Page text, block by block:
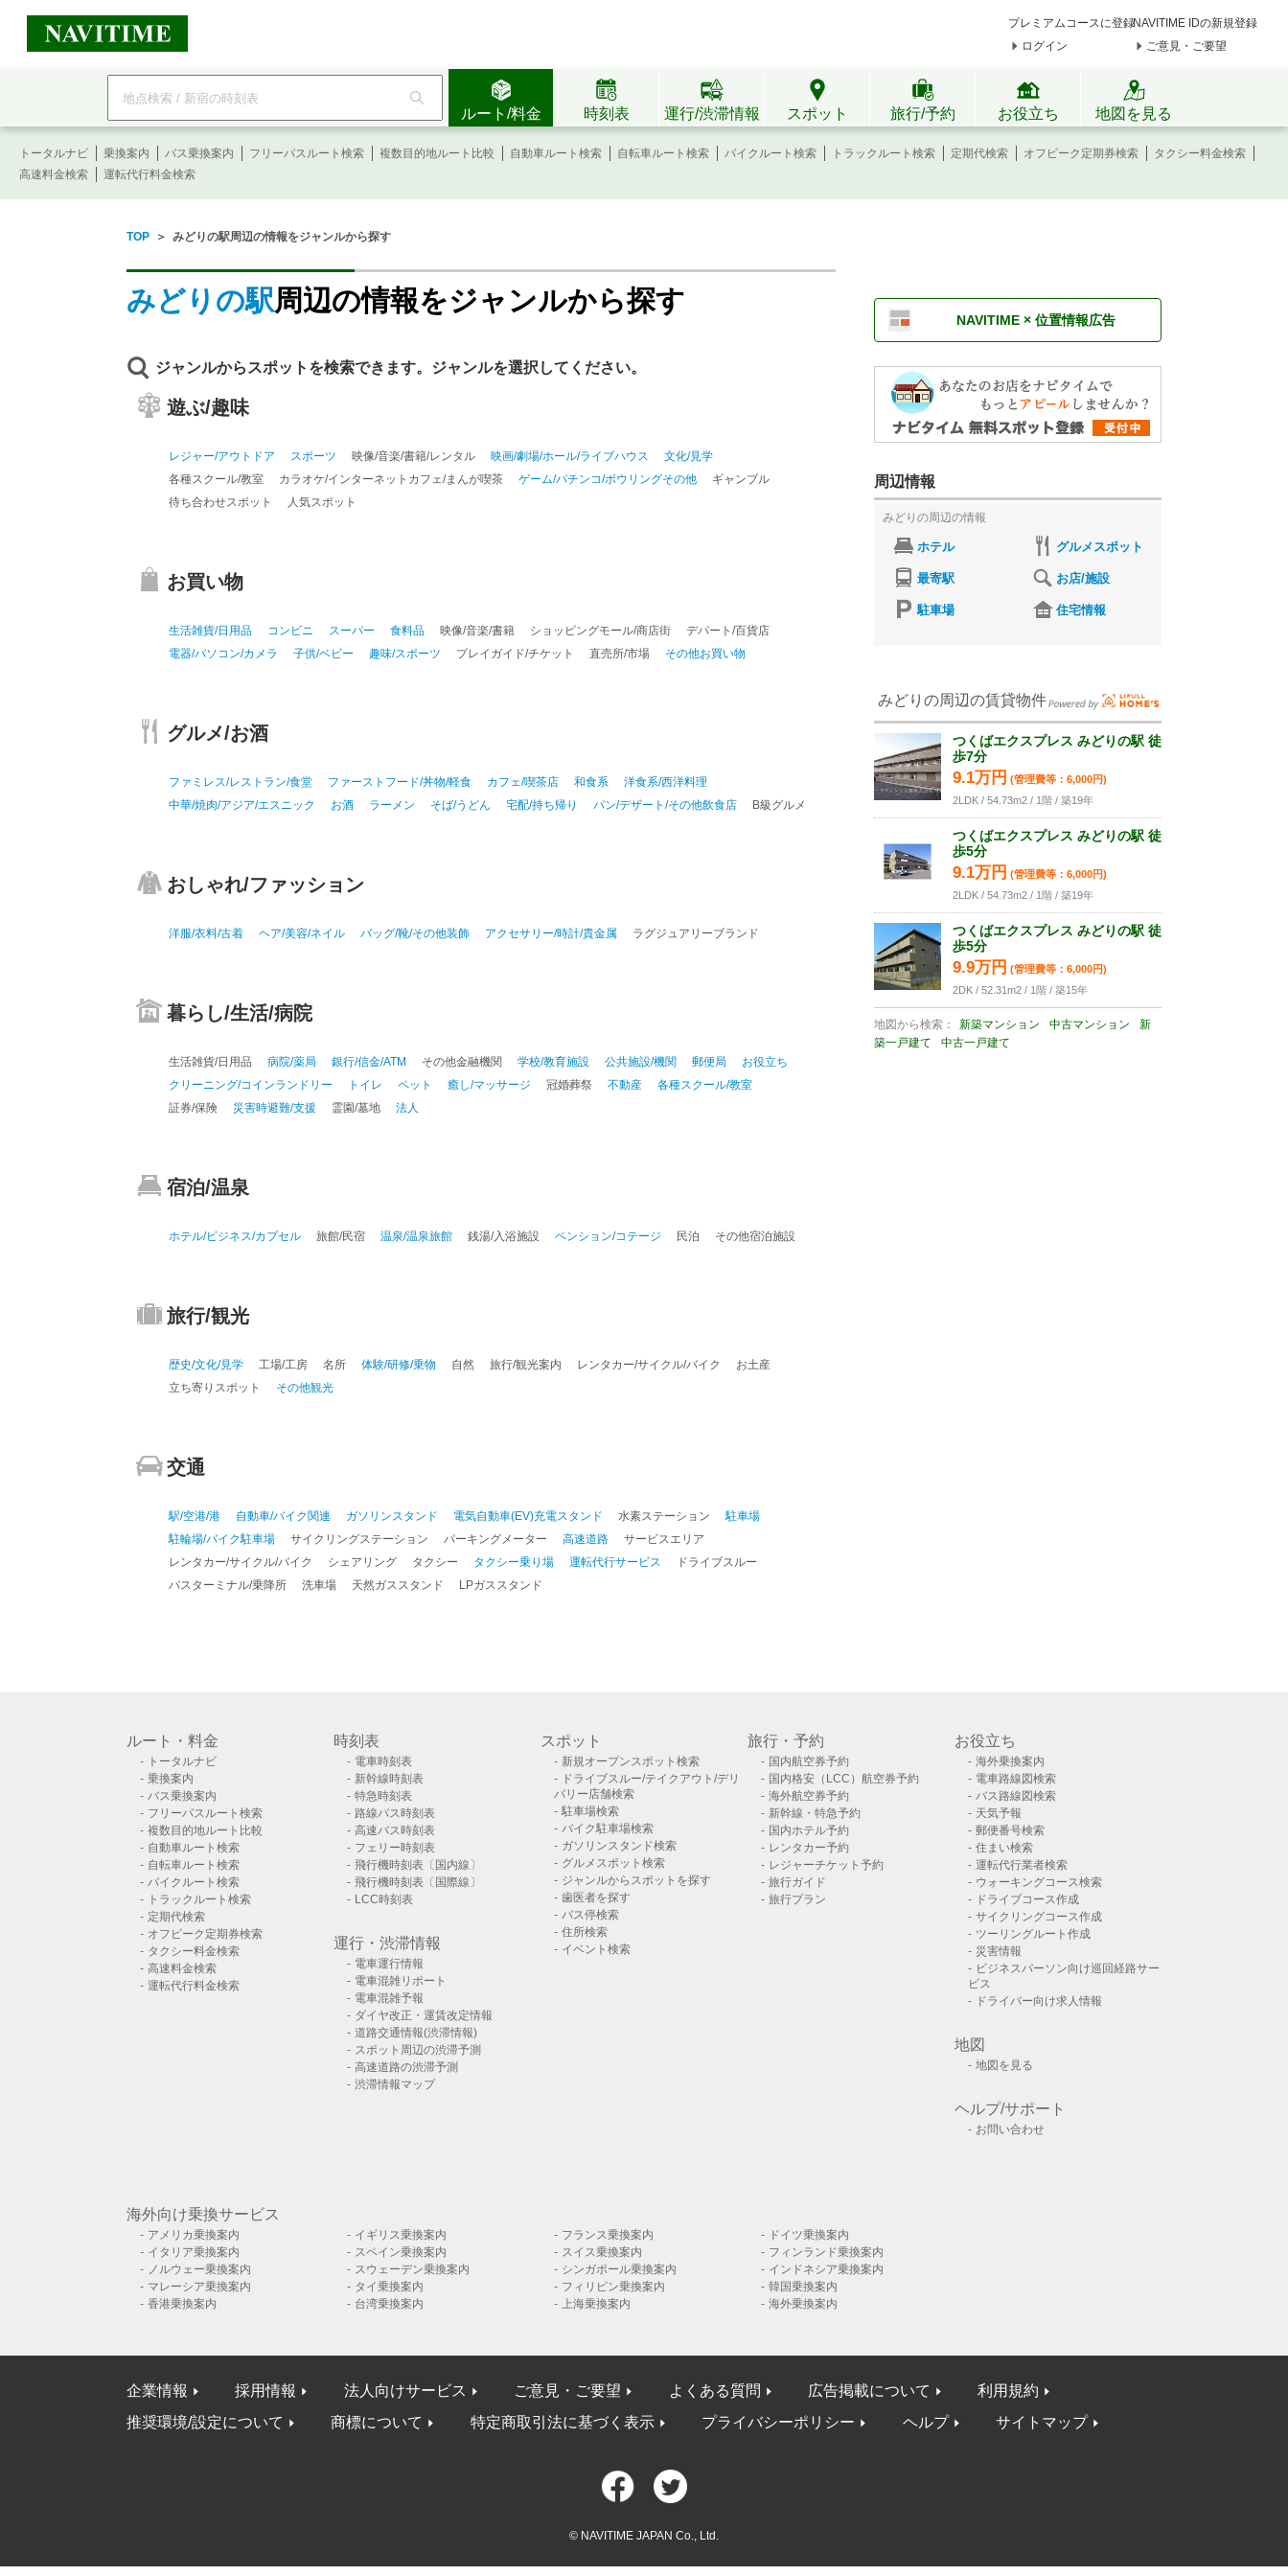
プレミアムコースに登録NAVITIME IDの新規登録
ログイン
ご意見・ご要望
フ
ワ
ド
検
ルート/料金 時刻表 運行/渋滞情報 スポット 旅行/予約 お役立ち 地図を見る
トータルナビ 乗換案内 バス乗換案内 フリーパスルート検索 複数目的地ルート比較 自動車ルート検索 自転車ルート検索 バイクルート検索 トラックルート検索 定期代検索 オフピーク定期券検索
タクシー料金検索
高速料金検索
運転代行料金検索
TOP ＞ みどりの駅周辺の情報をジャンルから探す
みどりの駅周辺の情報をジャンルから探す
ジャンルからスポットを検索できます。ジャンルを選択してください。
遊ぶ/趣味
レジャー/アウトドア スポーツ 映像/音楽/書籍/レンタル 映画/劇場/ホール/ライブハウス
文化/見学
各種スクール/教室
カラオケ/インターネットカフェ/まんが喫茶 ゲーム/パチンコ/ボウリングその他
ギャンブル
待ち合わせスポット
人気スポット
お買い物
生活雑貨/日用品 コンビニ スーパー 食料品 映像/音楽/書籍 ショッピングモール/商店街
デパート/百貨店
電器/パソコン/カメラ
子供/ベビー 趣味/スポーツ プレイガイド/チケット 直売所/市場 その他お買い物
グルメ/お酒
ファミレス/レストラン/食堂 ファーストフード/丼物/軽食 カフェ/喫茶店 和食系
洋食系/西洋料理
中華/焼肉/アジア/エスニック
お酒 ラーメン そば/うどん 宅配/持ち帰り パン/デザート/その他飲食店 B級グルメ
おしゃれ/ファッション
洋服/衣料/古着 ヘア/美容/ネイル バッグ/靴/その他装飾 アクセサリー/時計/貴金属 ラグジュアリーブランド
暮らし/生活/病院
生活雑貨/日用品 病院/薬局 銀行/信金/ATM その他金融機関 学校/教育施設 公共施設/機関 郵便局
お役立ち
クリーニング/コインランドリー
トイレ ペット 癒し/マッサージ 冠婚葬祭 不動産
各種スクール/教室
証券/保険
災害時避難/支援 霊園/墓地 法人
宿泊/温泉
ホテル/ビジネス/カプセル 旅館/民宿 温泉/温泉旅館 銭湯/入浴施設 ペンション/コテージ 民泊 その他宿泊施設
旅行/観光
歴史/文化/見学 工場/工房 名所 体験/研修/乗物 自然 旅行/観光案内 レンタカー/サイクル/バイク
お土産
立ち寄りスポット
その他観光
交通
駅/空港/港 自動車/バイク関連 ガソリンスタンド 電気自動車(EV)充電スタンド 水素ステーション
駐車場
駐輪場/バイク駐車場
サイクリングステーション パーキングメーター 高速道路
サービスエリア
レンタカー/サイクル/バイク
シェアリング タクシー タクシー乗り場 運転代行サービス
ドライブスルー
バスターミナル/乗降所
洗車場 天然ガススタンド LPガススタンド
NAVITIME × 位置情報広告
周辺情報
みどりの周辺の情報
ホテル グルメスポット
最寄駅 お店/施設
駐車場 住宅情報
みどりの周辺の賃貸物件
つくばエクスプレス みどりの駅 徒
歩7分
9.1万円 (管理費等：6,000円)
2LDK / 54.73m2 / 1階 / 築19年
つくばエクスプレス みどりの駅 徒
歩5分
9.1万円 (管理費等：6,000円)
2LDK / 54.73m2 / 1階 / 築19年
つくばエクスプレス みどりの駅 徒
歩5分
9.9万円 (管理費等：6,000円)
2DK / 52.31m2 / 1階 / 築15年
地図から検索： 新築マンション 中古マンション
新
築一戸建て
中古一戸建て
ルート・料金
トータルナビ
乗換案内
バス乗換案内
フリーパスルート検索
複数目的地ルート比較
自動車ルート検索
自転車ルート検索
バイクルート検索
トラックルート検索
定期代検索
オフピーク定期券検索
タクシー料金検索
高速料金検索
運転代行料金検索
時刻表
電車時刻表
新幹線時刻表
特急時刻表
路線バス時刻表
高速バス時刻表
フェリー時刻表
飛行機時刻表〔国内線〕
飛行機時刻表〔国際線〕
LCC時刻表
運行・渋滞情報
電車運行情報
電車混雑リポート
電車混雑予報
ダイヤ改正・運賃改定情報
道路交通情報(渋滞情報)
スポット周辺の渋滞予測
高速道路の渋滞予測
渋滞情報マップ
スポット
新規オープンスポット検索
ドライブスルー/テイクアウト/デリ
バリー店舗検索
駐車場検索
バイク駐車場検索
ガソリンスタンド検索
グルメスポット検索
ジャンルからスポットを探す
歯医者を探す
バス停検索
住所検索
イベント検索
旅行・予約
国内航空券予約
国内格安（LCC）航空券予約
海外航空券予約
新幹線・特急予約
国内ホテル予約
レンタカー予約
レジャーチケット予約
旅行ガイド
旅行プラン
お役立ち
海外乗換案内
電車路線図検索
バス路線図検索
天気予報
郵便番号検索
住まい検索
運転代行業者検索
ウォーキングコース検索
ドライブコース作成
サイクリングコース作成
ツーリングルート作成
災害情報
ビジネスパーソン向け巡回経路サー
ビス
ドライバー向け求人情報
地図
地図を見る
ヘルプ/サポート
お問い合わせ
海外向け乗換サービス
アメリカ乗換案内 イギリス乗換案内 フランス乗換案内
ドイツ乗換案内
イタリア乗換案内
スペイン乗換案内 スイス乗換案内
フィンランド乗換案内
ノルウェー乗換案内
スウェーデン乗換案内 シンガポール乗換案内
インドネシア乗換案内
マレーシア乗換案内
タイ乗換案内 フィリピン乗換案内
韓国乗換案内
香港乗換案内
台湾乗換案内 上海乗換案内 海外乗換案内
企業情報 採用情報 法人向けサービス ご意見・ご要望 よくある質問 広告掲載について
利用規約
推奨環境/設定について
商標について 特定商取引法に基づく表示 プライバシーポリシー ヘルプ サイトマップ
© NAVITIME JAPAN Co., Ltd.